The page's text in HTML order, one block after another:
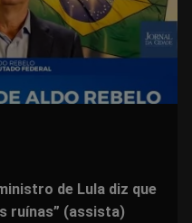
de Lula diz que
ruínas” (assista)